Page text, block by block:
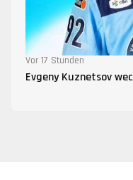
Vor 17 Stunden
Evgeny Kuznetsov